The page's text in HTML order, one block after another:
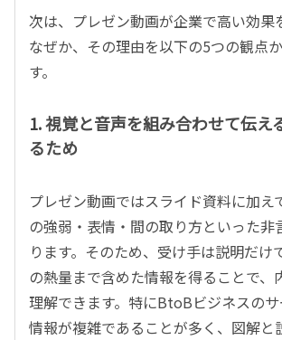
次は、プレゼン動画が企業で高い効果
なぜか、その理由を以下の5つの観点
す。
1.視覚と音声を組み合わせて伝え
るため
プレゼン動画ではスライド資料に加え
の強弱・表情・間の取り方といった非
ります。そのため、受け手は説明だけ
の熱量まで含めた情報を得ることで、
理解できます。特にBtoBビジネスの
情報が複雑であることが多く、図解と